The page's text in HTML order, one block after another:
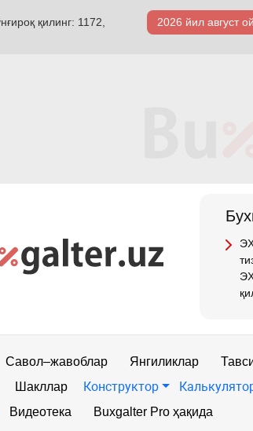
қилинг: 1172,
2026 йил август
Савол–жавоблар Янгиликлар
Шакллар Конструктор
Видеотека Buxgalter Pro ҳақида